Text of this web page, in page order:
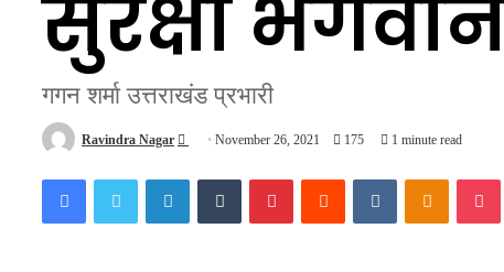
सुरक्षा
गगन शर्मा उत्तराखंड प्रभारी
Ravindra Nagar
Send November 26, 2021 175 1 minute read
FacebookTwitter LinkedInTumblr PinterestReddit VKontakte